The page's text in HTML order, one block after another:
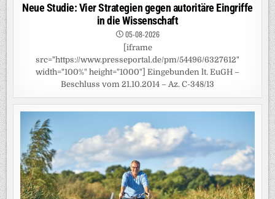
Neue Studie: Vier Strategien gegen autoritäre Eingriffe
in die Wissenschaft
05-08-2026
[iframe
src="https://www.presseportal.de/pm/54496/6327612"
width="100%" height="1000"] Eingebunden lt. EuGH –
Beschluss vom 21.10.2014 – Az. C-348/13